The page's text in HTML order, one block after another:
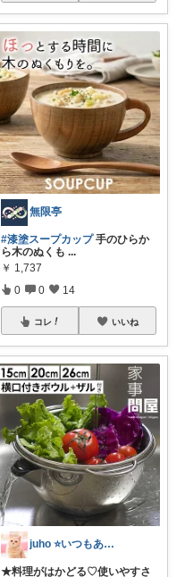
無限亭
#漆塗スープカップ手のひらか
ら木のぬくも ...
￥ 1,737
0 0 14
コレ いいね
juho ⭐いつもありがとうございます
★料理がはかどる♡使いやすさ